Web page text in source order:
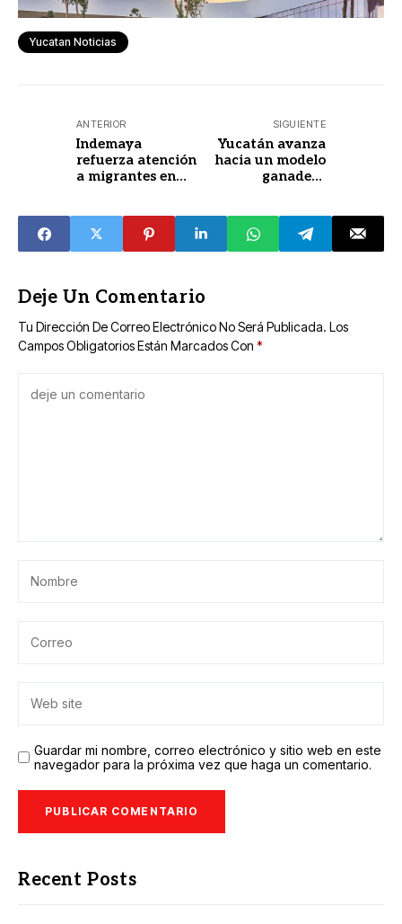
Yucatan Noticias
ANTERIOR
Indemaya
refuerza atención
a migrantes en
SIGUIENTE
Yucatán avanza
hacia un modelo
ganadero
Deje Un Comentario
Tu Dirección De Correo Electrónico No Será Publicada. Los
Campos Obligatorios Están Marcados Con *
Guardar mi nombre, correo electrónico y sitio web en este
navegador para la próxima vez que haga un comentario.
Recent Posts